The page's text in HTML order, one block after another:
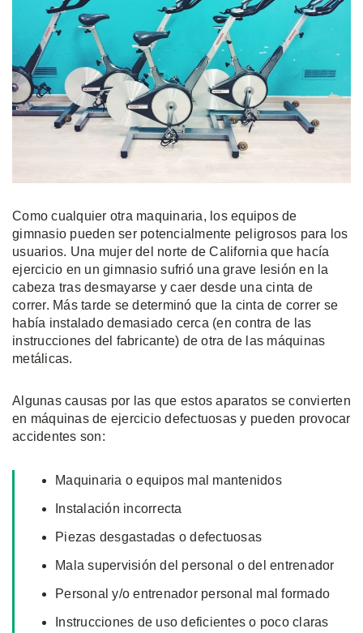
Como cualquier otra maquinaria, los equipos de
gimnasio pueden ser potencialmente peligrosos para los
usuarios. Una mujer del norte de California que hacía
ejercicio en un gimnasio sufrió una grave lesión en la
cabeza tras desmayarse y caer desde una cinta de
correr. Más tarde se determinó que la cinta de correr se
había instalado demasiado cerca (en contra de las
instrucciones del fabricante) de otra de las máquinas
metálicas.
Algunas causas por las que estos aparatos se convierten
en máquinas de ejercicio defectuosas y pueden provocar
accidentes son:
Maquinaria o equipos mal mantenidos
Instalación incorrecta
Piezas desgastadas o defectuosas
Mala supervisión del personal o del entrenador
Personal y/o entrenador personal mal formado
Instrucciones de uso deficientes o poco claras